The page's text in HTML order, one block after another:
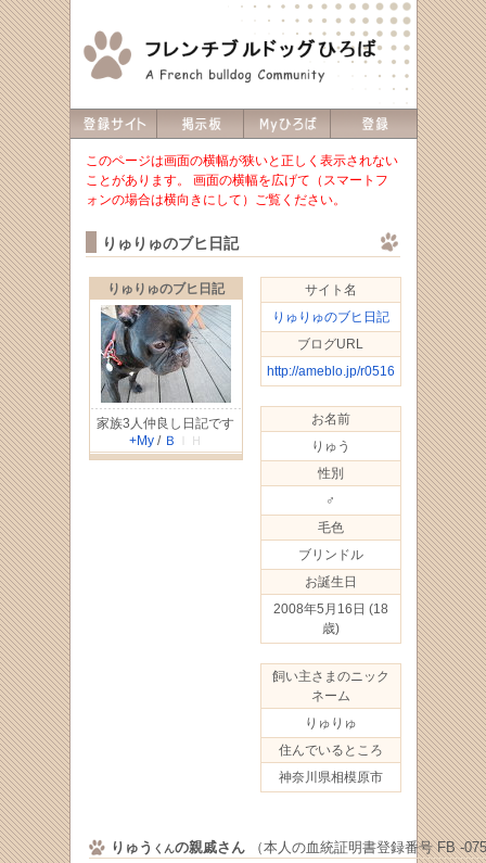
このページは画面の横幅が狭いと正しく表示されない
ことがあります。 画面の横幅を広げて（スマートフ
ォンの場合は横向きにして）ご覧ください。
りゅりゅのブヒ日記
りゅりゅのブヒ日記
家族3人仲良し日記です
+My/ Ｂ ＩＨ
サイト名
りゅりゅのブヒ日記
ブログURL
http://ameblo.jp/r0516
お名前
りゅう
性別
♂
毛色
ブリンドル
お誕生日
2008年5月16日 (18
歳)
飼い主さまのニック
ネーム
りゅりゅ
住んでいるところ
神奈川県相模原市
りゅう くんの親戚さん（本人の血統証明書登録番号 FB -